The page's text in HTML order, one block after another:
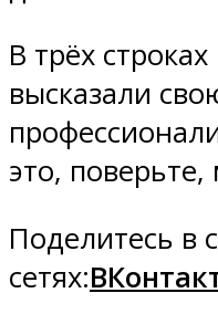
В трёх
высказали
это, поверьте,
Поделитесь в
сетях: